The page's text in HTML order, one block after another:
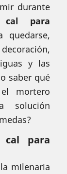
durante
para
quedarse,
y las
saber qué
mortero
solución
para
milenaria